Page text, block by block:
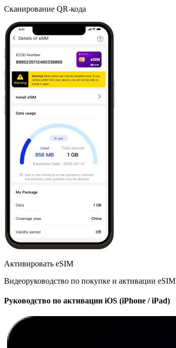
Сканирование QR-кода
Активировать eSIM
Видеоруководство по покупке и активации eSIM
Руководство по активации iOS (iPhone / iPad)